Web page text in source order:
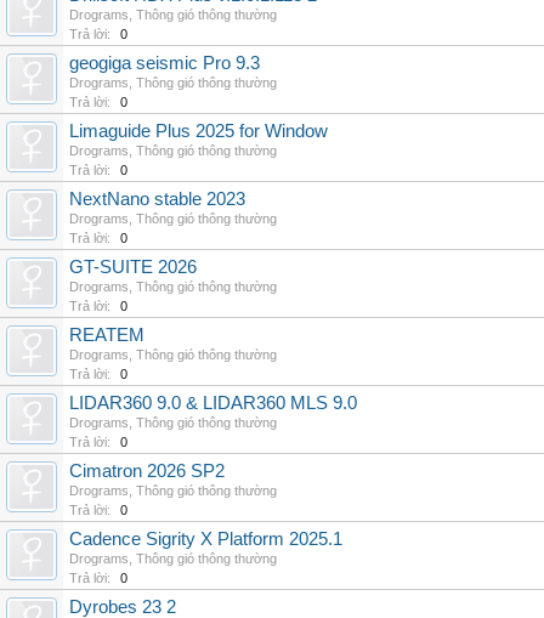
Drograms Thông gió thông thường
Trả lời:
0
geogiga seismic Pro 9.3
Drograms Thông gió thông thường
Trả lời:
0
Limaguide Plus 2025 for Window
Drograms Thông gió thông thường
Trả lời:
0
NextNano stable 2023
Drograms Thông gió thông thường
Trả lời:
0
GT-SUITE 2026
Drograms Thông gió thông thường
Trả lời:
0
REATEM
Drograms Thông gió thông thường
Trả lời:
0
LIDAR360 9.0 & LIDAR360 MLS 9.0
Drograms Thông gió thông thường
Trả lời:
0
Cimatron 2026 SP2
Drograms Thông gió thông thường
Trả lời:
0
Cadence Sigrity X Platform 2025.1
Drograms Thông gió thông thường
Trả lời:
0
Dyrobes 23 2